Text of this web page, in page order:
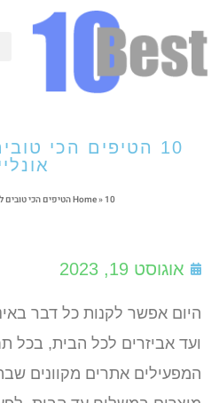
10 הטיפים הכי
Home» 10 הטיפים הכי טובים לקניית נעליים אונליין
אוגוסט 19, 2023
היום אפשר לקנות כל דבר
ועד אביזרים לכל הבית, בכל
המפעילים אתרים מקוונים